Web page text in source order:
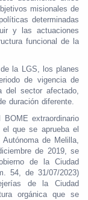
misionales de
determinadas
y las actuaciones
funcional de la
la LGS, los planes
de vigencia de
del sector afectado,
duración diferente.
extraordinario
que se aprueba el
de Melilla,
de 2019, se
de la Ciudad
54, de 31/07/2023)
de la Ciudad
orgánica que se